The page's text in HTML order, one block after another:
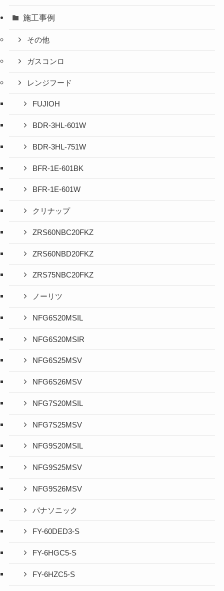
施工事例
その他
ガスコンロ
レンジフード
FUJIOH
BDR-3HL-601W
BDR-3HL-751W
BFR-1E-601BK
BFR-1E-601W
クリナップ
ZRS60NBC20FKZ
ZRS60NBD20FKZ
ZRS75NBC20FKZ
ノーリツ
NFG6S20MSIL
NFG6S20MSIR
NFG6S25MSV
NFG6S26MSV
NFG7S20MSIL
NFG7S25MSV
NFG9S20MSIL
NFG9S25MSV
NFG9S26MSV
パナソニック
FY-60DED3-S
FY-6HGC5-S
FY-6HZC5-S